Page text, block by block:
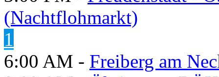
(Nachtflohmarkt)
1
6:00 AM - Freiberg am